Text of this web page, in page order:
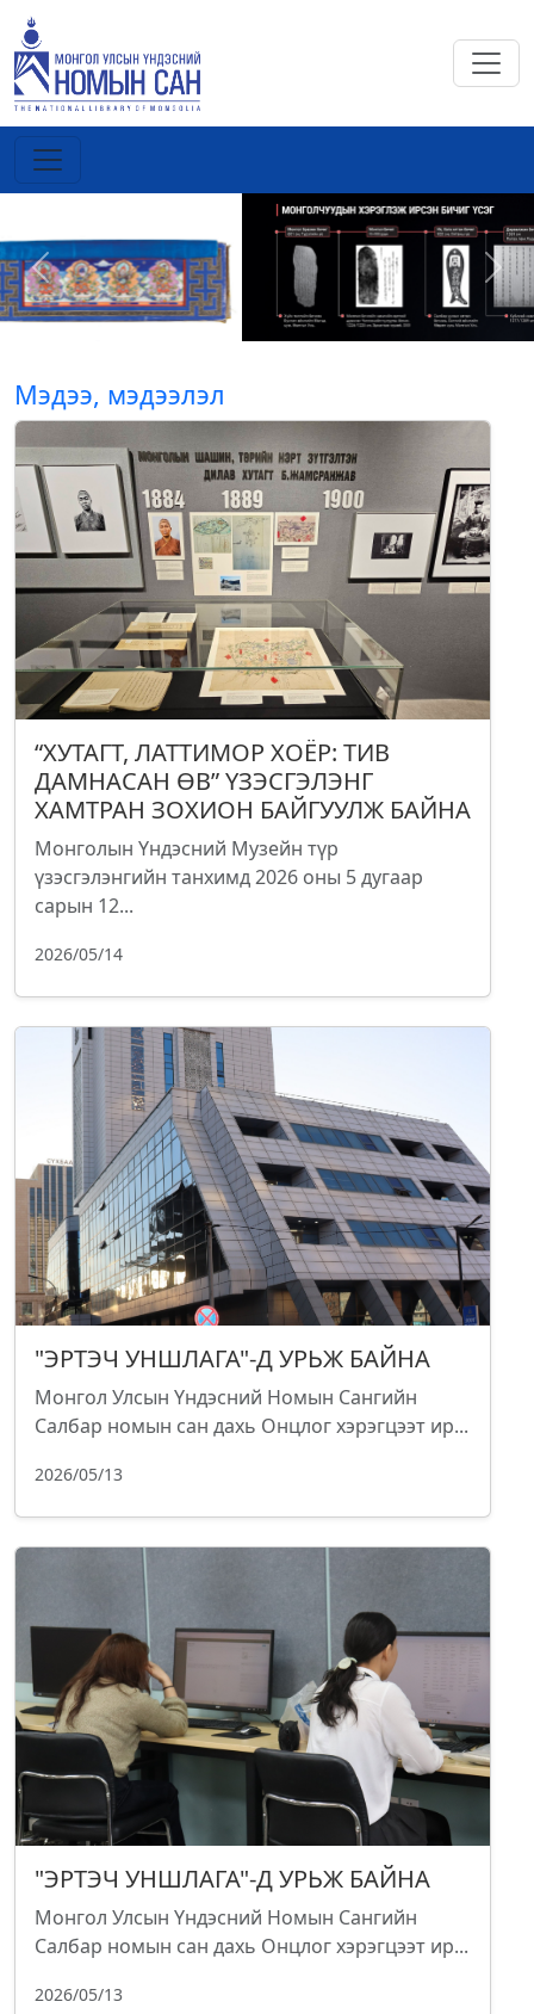
Previous Next
Мэдээ, мэдээлэл
“ХУТАГТ, ЛАТТИМОР ХОЁР: ТИВ
ДАМНАСАН ӨВ” ҮЗЭСГЭЛЭНГ
ХАМТРАН ЗОХИОН БАЙГУУЛЖ БАЙНА
Монголын Үндэсний Музейн түр
үзэсгэлэнгийн танхимд 2026 оны 5 дугаар
сарын 12...
2026/05/14
"ЭРТЭЧ УНШЛАГА"-Д УРЬЖ БАЙНА
Монгол Улсын Үндэсний Номын Сангийн
Салбар номын сан дахь Онцлог хэрэгцээт ир...
2026/05/13
"ЭРТЭЧ УНШЛАГА"-Д УРЬЖ БАЙНА
Монгол Улсын Үндэсний Номын Сангийн
Салбар номын сан дахь Онцлог хэрэгцээт ир...
2026/05/13